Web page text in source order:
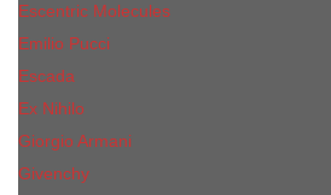
Escentric Molecules
Emilio Pucci
Escada
Ex Nihilo
Giorgio Armani
Givenchy